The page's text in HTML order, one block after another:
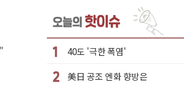
40도 '극한 폭염'
美日 공조 엔화 향방은